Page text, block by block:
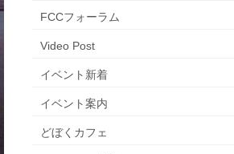
FCCフォーラム
Video Post
イベント新着
イベント案内
どぼくカフェ